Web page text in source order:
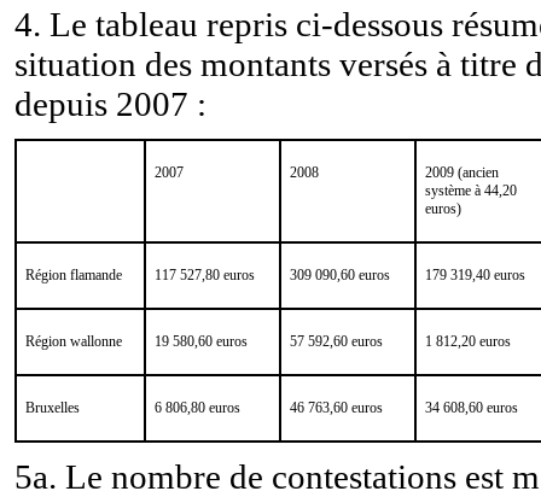
4. Le tableau repris ci-dessous
situation des montants versés à titre
depuis 2007 :
2007 2008
2009 (ancien
système à 44,20
euros)
Région flamande 117 527,80 euros 309 090,60 euros 179 319,40 euros
Région wallonne 19 580,60 euros 57 592,60 euros 1 812,20 euros
Bruxelles 6 806,80 euros 46 763,60 euros 34 608,60 euros
5a. Le nombre de contestations est